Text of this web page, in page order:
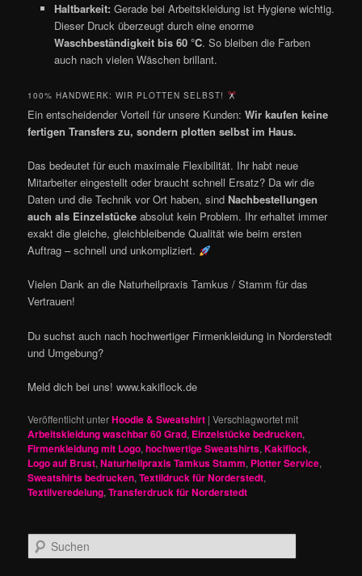
Haltbarkeit: Gerade bei Arbeitskleidung ist Hygiene wichtig.
Dieser Druck überzeugt durch eine enorme
Waschbeständigkeit bis 60 °C. So bleiben die Farben
auch nach vielen Wäschen brillant.
100% HANDWERK: WIR PLOTTEN SELBST!
Ein entscheidender Vorteil für unsere Kunden:Wir kaufen keine
fertigen Transfers zu, sondern plotten selbst im Haus.
Das bedeutet für euch maximale Flexibilität. Ihr habt neue
Mitarbeiter eingestellt oder braucht schnell Ersatz? Da wir die
Daten und die Technik vor Ort haben, sind Nachbestellungen
auch als Einzelstücke absolut kein Problem. Ihr erhaltet immer
exakt die gleiche, gleichbleibende Qualität wie beim ersten
Auftrag – schnell und unkompliziert.
Vielen Dank an die Naturheilpraxis Tamkus / Stamm für das
Vertrauen!
Du suchst auch nach hochwertiger Firmenkleidung in Norderstedt
und Umgebung?
Meld dich bei uns! www.kakiflock.de
Veröffentlicht unterHoodie & Sweatshirt |Verschlagwortet mit
Arbeitskleidung waschbar 60 Grad, Einzelstücke bedrucken,
Firmenkleidung mit Logo,hochwertige Sweatshirts,Kakiflock,
Logo auf Brust,Naturheilpraxis Tamkus Stamm, Plotter Service,
Sweatshirts bedrucken,Textildruck für Norderstedt,
Textilveredelung,Transferdruck für Norderstedt
u